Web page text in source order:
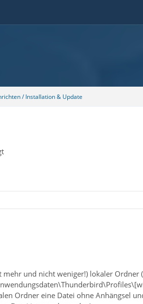
/ Installation & Update
und nicht weniger!) lokaler Ordner
Ordner eine Datei ohne Anhängsel